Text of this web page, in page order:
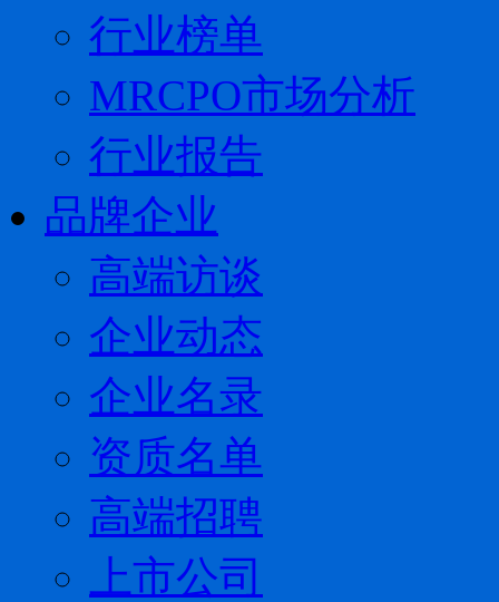
行业榜单
MRCPO市场分析
行业报告
品牌企业
高端访谈
企业动态
企业名录
资质名单
高端招聘
上市公司